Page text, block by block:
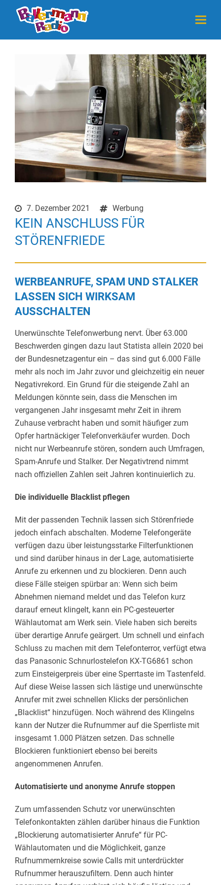
7. Dezember 2021 Werbung
KEIN ANSCHLUSS FÜR
STÖRENFRIEDE
WERBEANRUFE, SPAM UND STALKER
LASSEN SICH WIRKSAM
AUSSCHALTEN
Unerwünschte Telefonwerbung nervt. Über 63.000
Beschwerden gingen dazu laut Statista allein 2020 bei
der Bundesnetzagentur ein – das sind gut 6.000 Fälle
mehr als noch im Jahr zuvor und gleichzeitig ein neuer
Negativrekord. Ein Grund für die steigende Zahl an
Meldungen könnte sein, dass die Menschen im
vergangenen Jahr insgesamt mehr Zeit in ihrem
Zuhause verbracht haben und somit häufiger zum
Opfer hartnäckiger Telefonverkäufer wurden. Doch
nicht nur Werbeanrufe stören, sondern auch Umfragen,
Spam-Anrufe und Stalker. Der Negativtrend nimmt
nach offiziellen Zahlen seit Jahren kontinuierlich zu.
Die individuelle Blacklist pflegen
Mit der passenden Technik lassen sich Störenfriede
jedoch einfach abschalten. Moderne Telefongeräte
verfügen dazu über leistungsstarke Filterfunktionen
und sind darüber hinaus in der Lage, automatisierte
Anrufe zu erkennen und zu blockieren. Denn auch
diese Fälle steigen spürbar an: Wenn sich beim
Abnehmen niemand meldet und das Telefon kurz
darauf erneut klingelt, kann ein PC-gesteuerter
Wählautomat am Werk sein. Viele haben sich bereits
über derartige Anrufe geärgert. Um schnell und einfach
Schluss zu machen mit dem Telefonterror, verfügt etwa
das Panasonic Schnurlostelefon KX-TG6861 schon
zum Einsteigerpreis über eine Sperrtaste im Tastenfeld.
Auf diese Weise lassen sich lästige und unerwünschte
Anrufer mit zwei schnellen Klicks der persönlichen
„Blacklist“ hinzufügen. Noch während des Klingelns
kann der Nutzer die Rufnummer auf die Sperrliste mit
insgesamt 1.000 Plätzen setzen. Das schnelle
Blockieren funktioniert ebenso bei bereits
angenommenen Anrufen.
Automatisierte und anonyme Anrufe stoppen
Zum umfassenden Schutz vor unerwünschten
Telefonkontakten zählen darüber hinaus die Funktion
„Blockierung automatisierter Anrufe“ für PC-
Wählautomaten und die Möglichkeit, ganze
Rufnummernkreise sowie Calls mit unterdrückter
Rufnummer herauszufiltern. Denn auch hinter